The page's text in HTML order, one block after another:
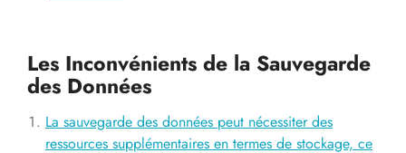
Les Inconvénients de la Sauvegarde
des Données
La sauvegarde des données peut nécessiter des
ressources supplémentaires en termes de stockage, ce